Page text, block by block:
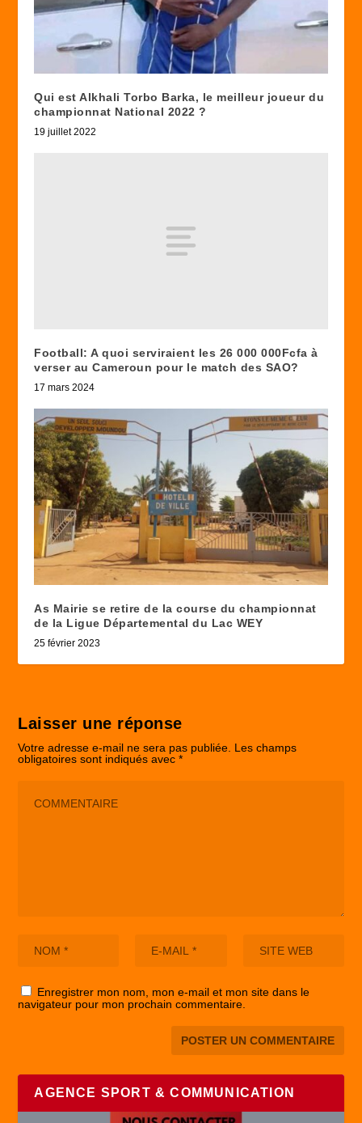
Qui est Alkhali Torbo Barka, le meilleur joueur du
championnat National 2022 ?
19 juillet 2022
Football: A quoi serviraient les 26 000 000Fcfa à
verser au Cameroun pour le match des SAO?
17 mars 2024
As Mairie se retire de la course du championnat
de la Ligue Départemental du Lac WEY
25 février 2023
Laisser une réponse
Votre adresse e-mail ne sera pas publiée. Les champs
obligatoires sont indiqués avec*
Enregistrer mon nom, mon e-mail et mon site dans le
navigateur pour mon prochain commentaire.
AGENCE SPORT & COMMUNICATION